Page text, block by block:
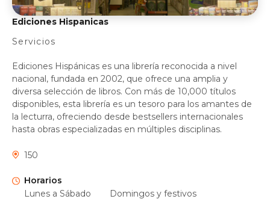
Ediciones Hispanicas
Servicios
Ediciones Hispánicas es una librería reconocida a nivel
nacional, fundada en 2002, que ofrece una amplia y
diversa selección de libros. Con más de 10,000 títulos
disponibles, esta librería es un tesoro para los amantes de
la lecturra, ofreciendo desde bestsellers internacionales
hasta obras especializadas en múltiples disciplinas.
150
Horarios
Lunes a Sábado
Domingos y festivos